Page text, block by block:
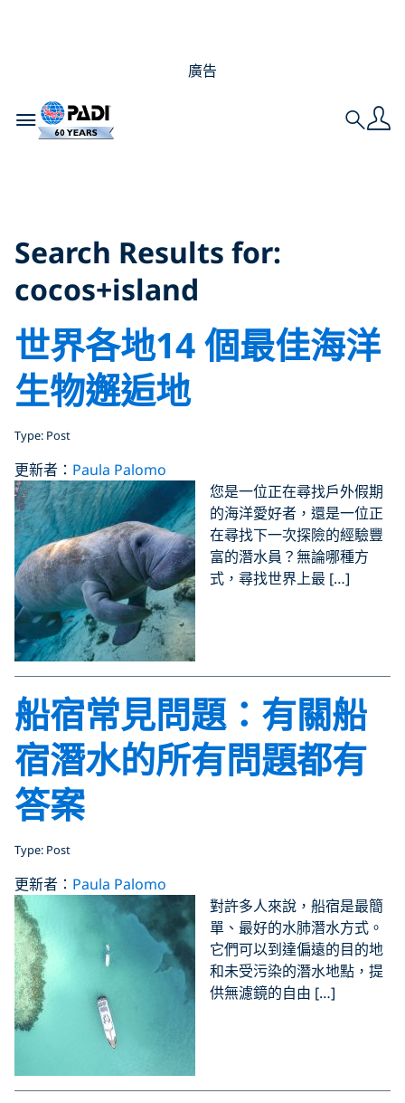
廣告
Toggle navigation Search
Search Results for:
cocos+island
世界各地14 個最佳海洋
生物邂逅地
Type: Post
更新者： Paula Palomo
您是一位正在尋找戶外假期
的海洋愛好者，還是一位正
在尋找下一次探險的經驗豐
富的潛水員？無論哪種方
式，尋找世界上最 […]
船宿常見問題：有關船
宿潛水的所有問題都有
答案
Type: Post
更新者： Paula Palomo
對許多人來說，船宿是最簡
單、最好的水肺潛水方式。
它們可以到達偏遠的目的地
和未受污染的潛水地點，提
供無濾鏡的自由 […]